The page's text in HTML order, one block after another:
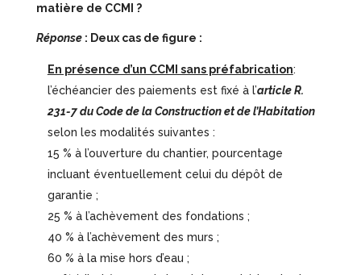
matière de CCMI ?
Réponse: Deux cas de figure :
En présence d’un CCMI sans préfabrication:
l’échéancier des paiements est fixé à l’article R.
231-7 du Code de la Construction et de l’Habitation
selon les modalités suivantes :
15 % à l’ouverture du chantier, pourcentage
incluant éventuellement celui du dépôt de
garantie ;
25 % à l’achèvement des fondations ;
40 % à l’achèvement des murs ;
60 % à la mise hors d’eau ;